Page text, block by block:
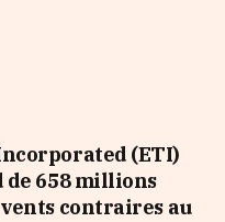
(ETI)
658 millions
vents contraires au